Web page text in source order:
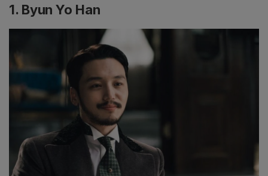
1. Byun Yo Han